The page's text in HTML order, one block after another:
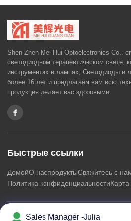
Shen Zhen Mei Hui Optoelectronics Co.,
светодиодном терапевтическом свете,
инструментах и ​​лампах; Светодиоды и
более 16 лет и предлагаем вам всю
продукция делает вас здоровыми.
Быстрые ссылки
ДомойО наспродуктыСвяжитесь с
Политика конфиденциальностиКарта
Sales Manager -Julia